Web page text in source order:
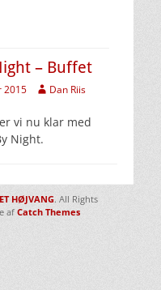
– Buffet
2015 Forfatter
Dan Riis
vi nu klar med
Night.
HØJVANG. All Rights
af Catch Themes